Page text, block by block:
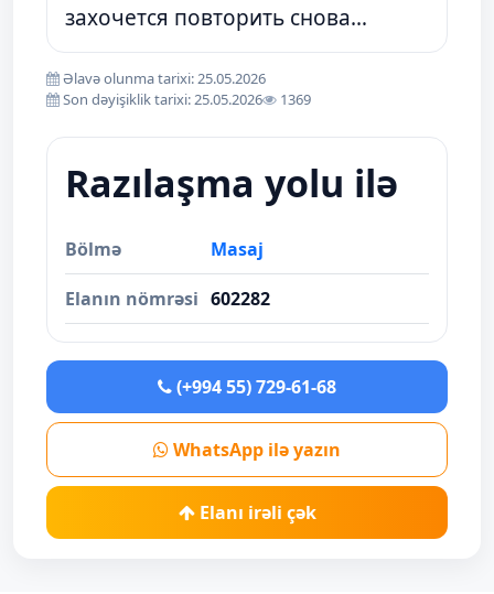
захочется повторить снова…
Əlavə olunma tarixi: 25.05.2026
Son dəyişiklik tarixi: 25.05.2026
1369
Razılaşma yolu ilə
Bölmə Masaj
Elanın nömrəsi 602282
(+994 55) 729-61-68
WhatsApp ilə yazın
Elanı irəli çək